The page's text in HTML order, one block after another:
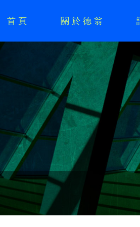
首頁 關於德翁